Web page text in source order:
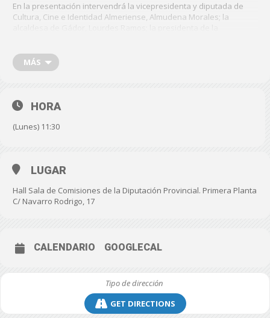
En la presentación intervendrá la vicepresidenta y diputada de
Cultura, Cine e Identidad Almeriense, Almudena Morales; la
HORA: 11:30 h.
LUGAR: HALL de la Sala de Comisiones de la Diputación.
MÁS
HORA
(Lunes) 11:30
LUGAR
Hall Sala de Comisiones de la Diputación Provincial. Primera Planta
C/ Navarro Rodrigo, 17
CALENDARIO GOOGLECAL
GET DIRECTIONS